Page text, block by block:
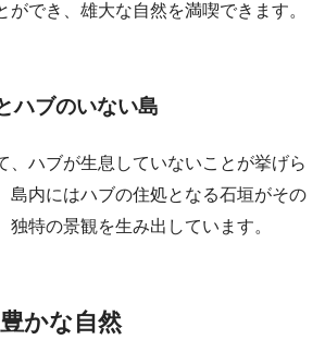
ができ、雄大な自然を満喫できます。
ハブのいない島
、ハブが生息していないことが挙げら
島内にはハブの住処となる石垣がその
独特の景観を生み出しています。
かな自然